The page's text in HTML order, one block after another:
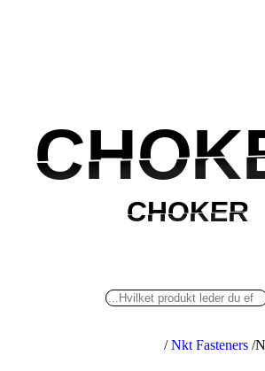
CHOKER
CHOKER
/ Nkt Fasteners /